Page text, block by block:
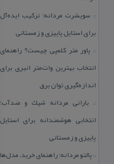
:: سویشرت مردانه؛ تركیب ایده‌آل
برای استایل پاییزی و زمستانی
:: پاور متر كلمپی چیست؟ راهنمای
انتخاب بهترین وات‌متر انبری برای
اندازه‌گیری توان برق
:: بارانی مردانه شیك و ضدآب؛
انتخابی هوشمندانه برای استایل
پاییزی و زمستانی
:: پالتو مردانه؛ راهنمای خرید، مدل‌ها